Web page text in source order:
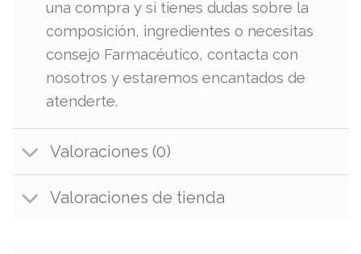
una compra y si tienes dudas sobre la
composición, ingredientes o necesitas
consejo Farmacéutico, contacta con
nosotros y estaremos encantados de
atenderte.
Valoraciones (0)
Valoraciones de tienda